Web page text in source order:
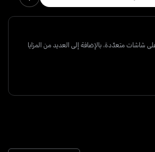
شاشات متعدّدة، بالإضافة إلى العديد من المزايا